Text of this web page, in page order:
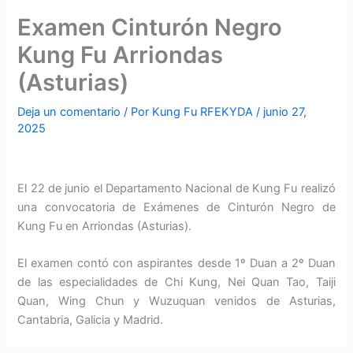
Examen Cinturón Negro
Kung Fu Arriondas
(Asturias)
Deja un comentario / Por Kung Fu RFEKYDA/ junio 27,
2025
El 22 de junio el Departamento Nacional de Kung Fu realizó
una convocatoria de Exámenes de Cinturón Negro de
Kung Fu en Arriondas (Asturias).
El examen contó con aspirantes desde 1º Duan a 2º Duan
de las especialidades de Chi Kung, Nei Quan Tao, Taiji
Quan, Wing Chun y Wuzuquan venidos de Asturias,
Cantabria, Galicia y Madrid.